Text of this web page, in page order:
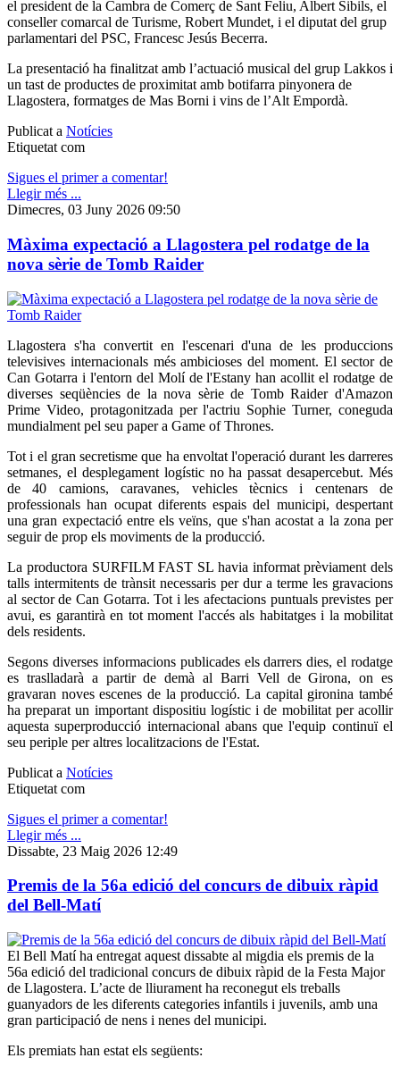
el president de la Cambra de Comerç de Sant Feliu, Albert Sibils, el
conseller comarcal de Turisme, Robert Mundet, i el diputat del grup
parlamentari del PSC, Francesc Jesús Becerra.
La presentació ha finalitzat amb l’actuació musical del grup Lakkos i
un tast de productes de proximitat amb botifarra pinyonera de
Llagostera, formatges de Mas Borni i vins de l’Alt Empordà.
Publicat a Notícies
Etiquetat com
Sigues el primer a comentar!
Llegir més ...
Dimecres, 03 Juny 2026 09:50
Màxima expectació a Llagostera pel rodatge de la
nova sèrie de Tomb Raider
Llagostera s'ha convertit en l'escenari d'una de les produccions
televisives internacionals més ambicioses del moment. El sector de
Can Gotarra i l'entorn del Molí de l'Estany han acollit el rodatge de
diverses seqüències de la nova sèrie de Tomb Raider d'Amazon
Prime Video, protagonitzada per l'actriu Sophie Turner, coneguda
mundialment pel seu paper a Game of Thrones.
Tot i el gran secretisme que ha envoltat l'operació durant les darreres
setmanes, el desplegament logístic no ha passat desapercebut. Més
de 40 camions, caravanes, vehicles tècnics i centenars de
professionals han ocupat diferents espais del municipi, despertant
una gran expectació entre els veïns, que s'han acostat a la zona per
seguir de prop els moviments de la producció.
La productora SURFILM FAST SL havia informat prèviament dels
talls intermitents de trànsit necessaris per dur a terme les gravacions
al sector de Can Gotarra. Tot i les afectacions puntuals previstes per
avui, es garantirà en tot moment l'accés als habitatges i la mobilitat
dels residents.
Segons diverses informacions publicades els darrers dies, el rodatge
es traslladarà a partir de demà al Barri Vell de Girona, on es
gravaran noves escenes de la producció. La capital gironina també
ha preparat un important dispositiu logístic i de mobilitat per acollir
aquesta superproducció internacional abans que l'equip continuï el
seu periple per altres localitzacions de l'Estat.
Publicat a Notícies
Etiquetat com
Sigues el primer a comentar!
Llegir més ...
Dissabte, 23 Maig 2026 12:49
Premis de la 56a edició del concurs de dibuix ràpid
del Bell-Matí
El Bell Matí ha entregat aquest dissabte al migdia els premis de la
56a edició del tradicional concurs de dibuix ràpid de la Festa Major
de Llagostera. L’acte de lliurament ha reconegut els treballs
guanyadors de les diferents categories infantils i juvenils, amb una
gran participació de nens i nenes del municipi.
Els premiats han estat els següents: